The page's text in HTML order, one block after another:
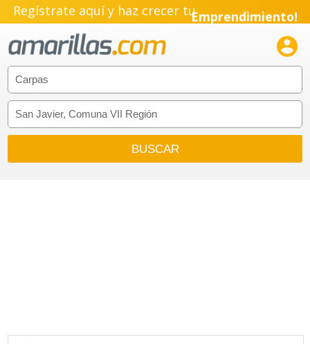
Regístrate aquí y haz crecer tuEmprendimiento!
